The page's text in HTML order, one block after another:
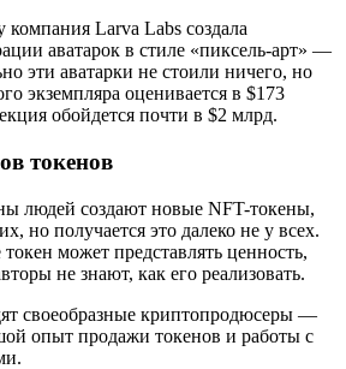
Larva Labs создала
аватарок в стиле «пиксель-арт» —
эти аватарки не стоили ничего, но
экземпляра оценивается в $173
обойдется почти в $2 млрд.
токенов
людей создают новые NFT-токены,
но получается это далеко не у всех.
может представлять ценность,
не знают, как его реализовать.
своеобразные криптопродюсеры —
опыт продажи токенов и работы с